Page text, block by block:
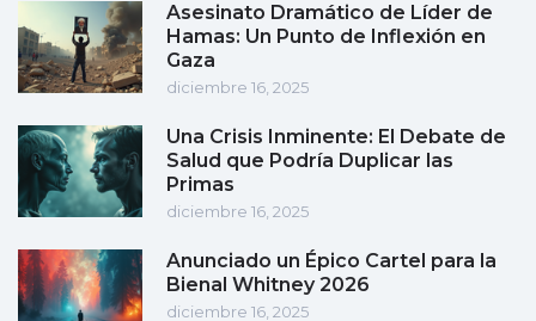
Asesinato Dramático de Líder de
Hamas: Un Punto de Inflexión en
Gaza
diciembre 16, 2025
Una Crisis Inminente: El Debate de
Salud que Podría Duplicar las
Primas
diciembre 16, 2025
Anunciado un Épico Cartel para la
Bienal Whitney 2026
diciembre 16, 2025